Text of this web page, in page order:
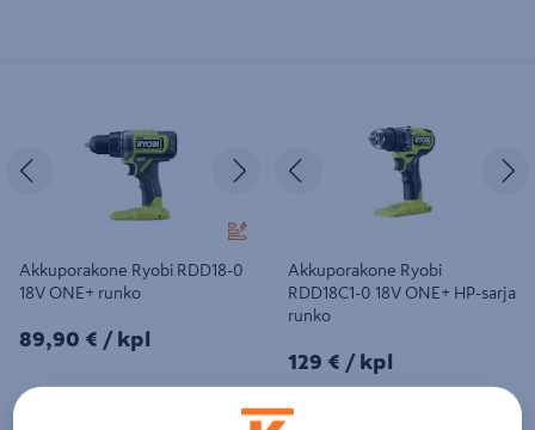
Edellinen Seuraava
Akkuporakone Ryobi RDD18-0
18V ONE+ runko
89,90€/kpl
89,90 € / kpl
Edellinen
Akkuporakone Ryobi
RDD18C1-0 18V ONE+ HP-sarja
runko
129€/kpl
129 € / kpl